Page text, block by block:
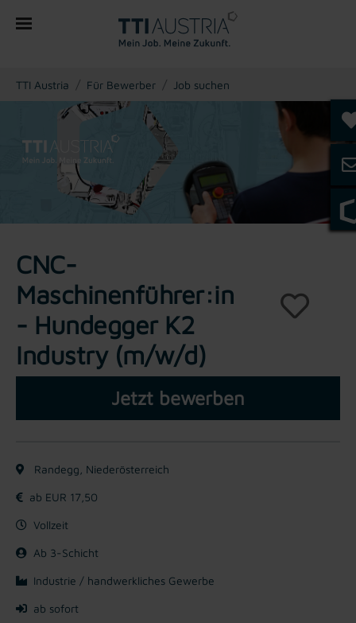
You are here:
TTI Austria Für Bewerber Job suchen
CNC-
Maschinenführer:in
- Hundegger K2
Industry (m/w/d)
Jetzt bewerben
Randegg, Niederösterreich
ab EUR 17,50
Vollzeit
Ab 3-Schicht
Industrie / handwerkliches Gewerbe
ab sofort